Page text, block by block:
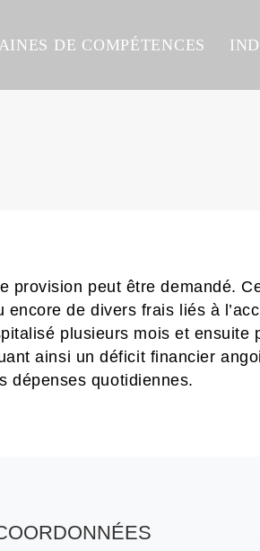
DE COMPÉTENCES
provision peut être demandé.
de divers frais liés à
plusieurs mois et ensuite
ainsi un déficit financier
dépenses quotidiennes.